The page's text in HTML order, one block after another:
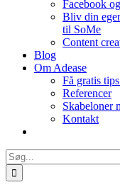
Facebook
Bliv din
til SoMe
Content
Blog
Om Adease
Få gratis
Referencer
Skabeloner
Kontakt
Søg
efter: